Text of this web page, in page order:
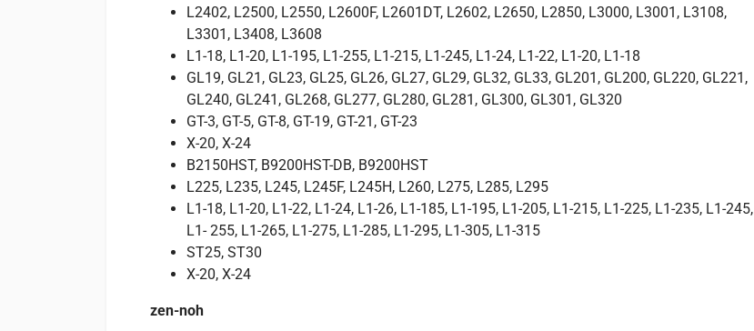
L2402, L2500, L2550, L2600F, L2601DT, L2602, L2650, L2850, L3000, L3001, L3108,
L3301, L3408, L3608
L1-18, L1-20, L1-195, L1-255, L1-215, L1-245, L1-24, L1-22, L1-20, L1-18
GL19, GL21, GL23, GL25, GL26, GL27, GL29, GL32, GL33, GL201, GL200, GL220, GL221,
GL240, GL241, GL268, GL277, GL280, GL281, GL300, GL301, GL320
GT-3, GT-5, GT-8, GT-19, GT-21, GT-23
X-20, X-24
B2150HST, B9200HST-DB, B9200HST
L225, L235, L245, L245F, L245H, L260, L275, L285, L295
L1-18, L1-20, L1-22, L1-24, L1-26, L1-185, L1-195, L1-205, L1-215, L1-225, L1-235, L1-245,
L1- 255, L1-265, L1-275, L1-285, L1-295, L1-305, L1-315
ST25, ST30
X-20, X-24
zen-noh